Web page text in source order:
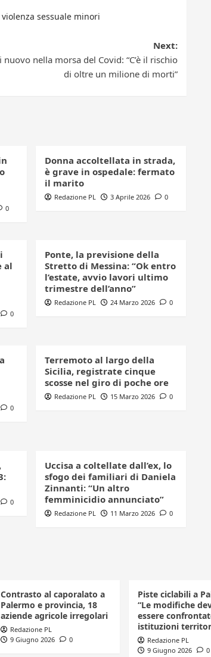
violenza sessuale minori
Next:
nuovo nella morsa del Covid: “C’è il rischio
di oltre un milione di morti”
0
Donna accoltellata in strada,
è grave in ospedale: fermato
il marito
Redazione PL 3 Aprile 2026 0
al
0
Ponte, la previsione della
Stretto di Messina: “Ok entro
l’estate, avvio lavori ultimo
trimestre dell’anno”
Redazione PL 24 Marzo 2026 0
0
Terremoto al largo della
Sicilia, registrate cinque
scosse nel giro di poche ore
Redazione PL 15 Marzo 2026 0
0
Uccisa a coltellate dall’ex, lo
sfogo dei familiari di Daniela
Zinnanti: “Un altro
femminicidio annunciato”
Redazione PL 11 Marzo 2026 0
Contrasto al caporalato a
Palermo e provincia, 18
aziende agricole irregolari
Redazione PL
9 Giugno 2026
0
Piste ciclabili a
“Le modifiche
essere
istituzioni
Redazione PL
9 Giugno 2026
0